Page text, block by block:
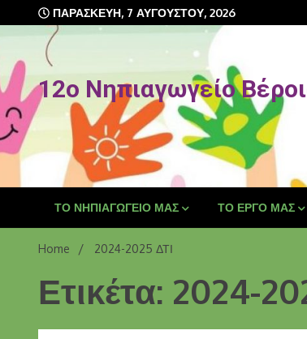
to
ΠΑΡΑΣΚΕΥΉ, 7 ΑΥΓΟΎΣΤΟΥ, 2026
12o Νηπιαγωγείο
ΤΟ ΝΗΠΙΑΓΩΓΕΊΟ ΜΑΣ ΤΟ ΈΡΓΟ ΜΑΣ
Home 2024-2025 ΔΤΙ
Ετικέτα: 2024-